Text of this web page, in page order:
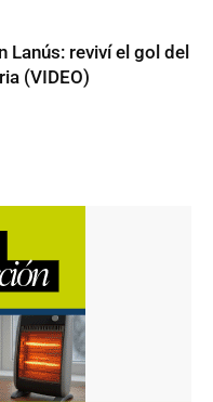
Lanús: reviví el gol del
(VIDEO)